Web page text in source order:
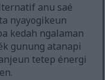
anu saé
nyayogikeun
kedah ngalaman
gunung atanapi
tetep énergi